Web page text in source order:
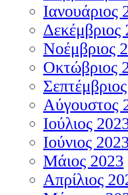
Ιανουάριος
Δεκέμβριος
Νοέμβριος
Οκτώβριος
Αύγουστος
Ιούλιος
Ιούνιος
Μάιος 2023
Απρίλιος